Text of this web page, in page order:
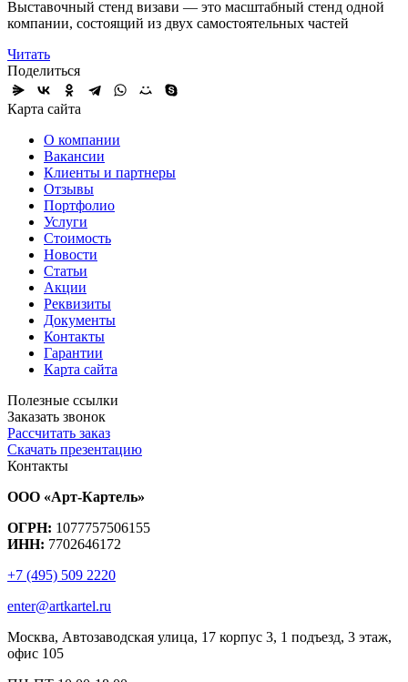
Выставочный стенд визави — это масштабный стенд одной
компании, состоящий из двух самостоятельных частей
Читать
Поделиться
Карта сайта
О компании
Вакансии
Клиенты и партнеры
Отзывы
Портфолио
Услуги
Стоимость
Новости
Статьи
Акции
Реквизиты
Документы
Контакты
Гарантии
Карта сайта
Полезные ссылки
Заказать звонок
Рассчитать заказ
Скачать презентацию
Контакты
ООО «Арт-Картель»
ОГРН: 1077757506155
ИНН: 7702646172
+7 (495) 509 2220
enter@artkartel.ru
Москва, Автозаводская улица, 17 корпус 3, 1 подъезд, 3 этаж,
офис 105